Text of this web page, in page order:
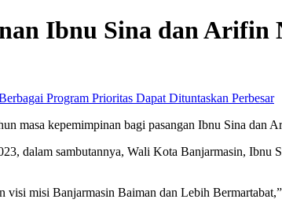
Ibnu Sina dan
Perbesar
masa kepemimpinan bagi pasangan Ibnu Sina
dalam sambutannya, Wali Kota Banjarmasin, Ibnu
visi misi Banjarmasin Baiman dan Lebih